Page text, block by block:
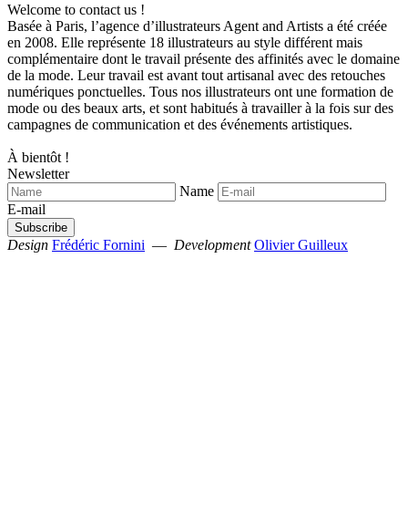
Welcome to contact us !
Basée à Paris, l’agence d’illustrateurs Agent and Artists a été créée
en 2008. Elle représente 18 illustrateurs au style différent mais
complémentaire dont le travail présente des affinités avec le domaine
de la mode. Leur travail est avant tout artisanal avec des retouches
numériques ponctuelles. Tous nos illustrateurs ont une formation de
mode ou des beaux arts, et sont habitués à travailler à la fois sur des
campagnes de communication et des événements artistiques.
À bientôt !
Newsletter
Name
E-mail
Design Frédéric Fornini — Development Olivier Guilleux